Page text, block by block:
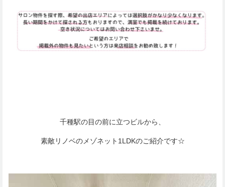
千種駅の目の前に立つビルから、
素敵リノベのメゾネット1LDKのご紹介です☆